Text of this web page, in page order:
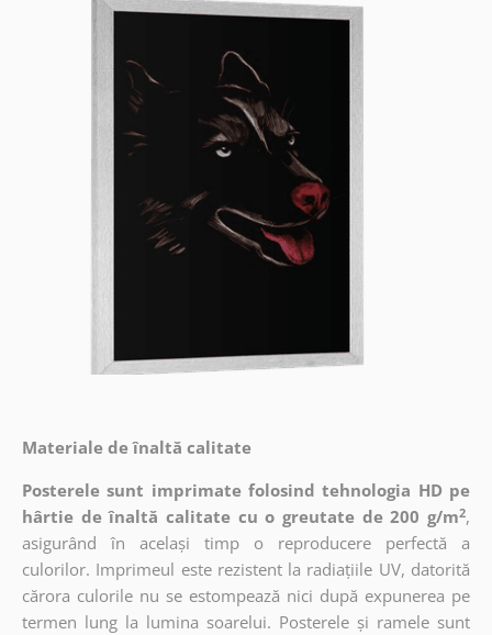
Materiale de înaltă calitate
Posterele sunt imprimate folosind tehnologia HD pe
hârtie de înaltă calitate cu o greutate de 200 g/m2,
asigurând în același timp o reproducere perfectă a
culorilor. Imprimeul este rezistent la radiațiile UV, datorită
cărora culorile nu se estompează nici după expunerea pe
termen lung la lumina soarelui. Posterele și ramele sunt